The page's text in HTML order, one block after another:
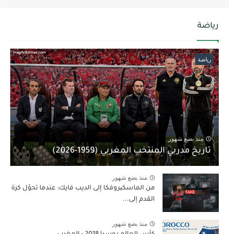
رياضة
رياضة
منذ بضع شهور
تاريخ مدربي المنتخب المغربي (1959-2026)
منذ بضع شهور
من الماسكیروفكا إلى الديب فايك: عندما تحوّل كرة
القدم إلى...
منذ بضع شهور